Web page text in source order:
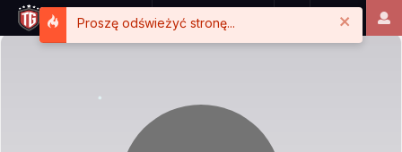
Proszę odświeżyć stronę... Close